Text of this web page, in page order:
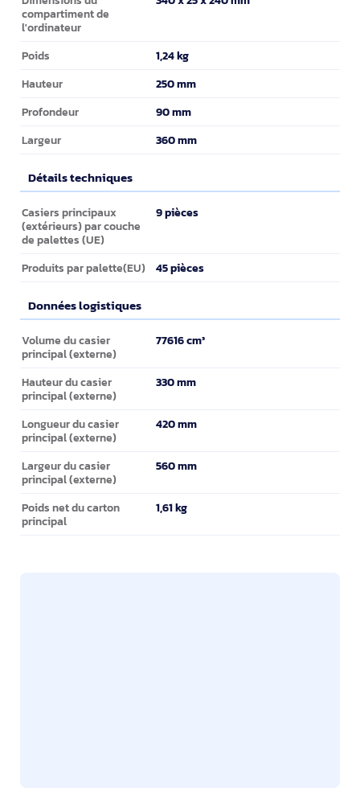
compartiment de
l'ordinateur
Poids 1,24 kg
Hauteur 250 mm
Profondeur 90 mm
Largeur 360 mm
Détails techniques
Détails techniques
Casiers principaux
(extérieurs) par couche
de palettes (UE)
9 pièces
Produits par palette(EU) 45 pièces
Données logistiques
Données logistiques
Volume du casier
principal (externe)
77616 cm³
Hauteur du casier
principal (externe)
330 mm
Longueur du casier
principal (externe)
420 mm
Largeur du casier
principal (externe)
560 mm
Poids net du carton
principal
1,61 kg